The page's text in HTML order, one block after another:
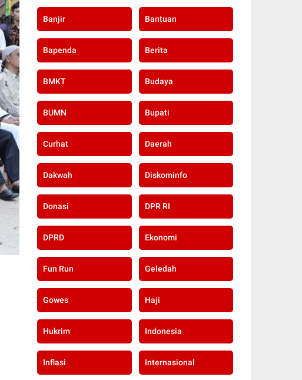
Banjir Bantuan
Bapenda Berita
BMKT Budaya
BUMN Bupati
Curhat Daerah
Dakwah Diskominfo
Donasi DPR RI
DPRD Ekonomi
Fun Run Geledah
Gowes Haji
Hukrim Indonesia
Inflasi Internasional